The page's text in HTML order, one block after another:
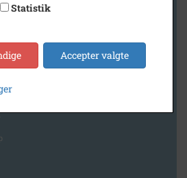
Statistik
Accepter valgte